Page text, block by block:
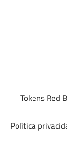
Tokens Red
Política